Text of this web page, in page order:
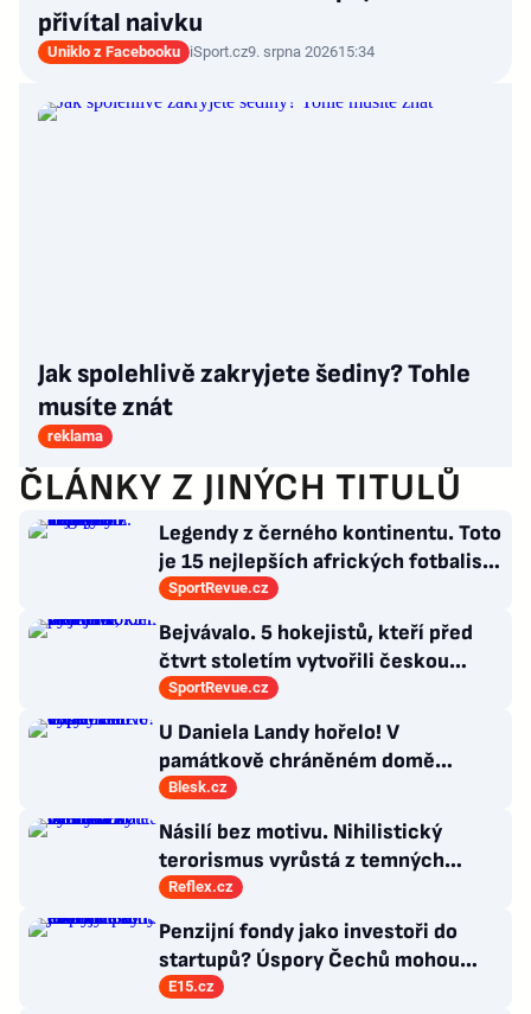
přivítal naivku
Uniklo z Facebooku iSport.cz9. srpna 202615:34
Jak spolehlivě zakryjete šediny? Tohle
musíte znát
reklama
ČLÁNKY Z JINÝCH TITULŮ
Legendy z černého kontinentu. Toto
je 15 nejlepších afrických fotbalistů
všech dob
SportRevue.cz
Bejvávalo. 5 hokejistů, kteří před
čtvrt stoletím vytvořili českou
kolonii v Ottawě
SportRevue.cz
U Daniela Landy hořelo! V
památkově chráněném domě
vypalovali vosy
Blesk.cz
Násilí bez motivu. Nihilistický
terorismus vyrůstá z temných
koutů internetu a míří i na malé děti
Reflex.cz
Penzijní fondy jako investoři do
startupů? Úspory Čechů mohou
rozhýbat ekonomický růst
E15.cz